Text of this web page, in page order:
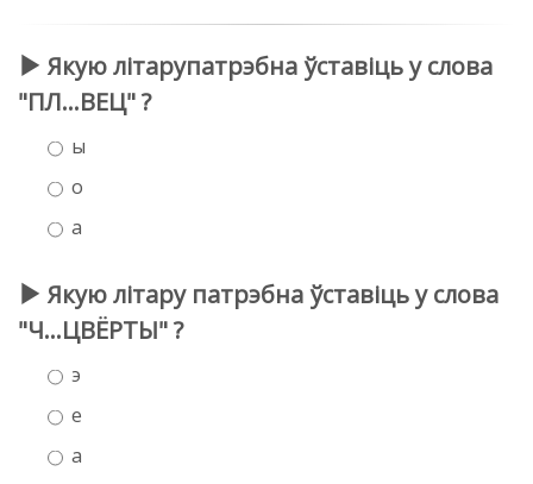
Якую літарупатрэбна ўставіць у слова
"ПЛ...ВЕЦ" ?
ы
о
а
Якую літару патрэбна ўставіць у слова
"Ч...ЦВЁРТЫ" ?
э
е
а